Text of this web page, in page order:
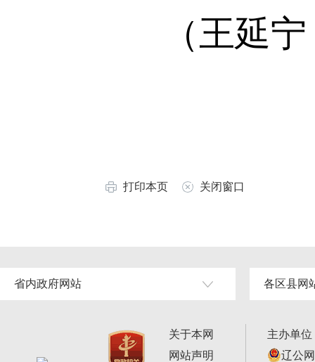
（王延宁
打印本页 关闭窗口
省内政府网站 各区县网
关于本网
网站声明
主办单
辽公